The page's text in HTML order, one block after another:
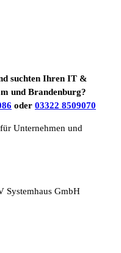
suchten Ihren IT &
und Brandenburg?
oder 03322 8509070
Unternehmen und
Systemhaus GmbH